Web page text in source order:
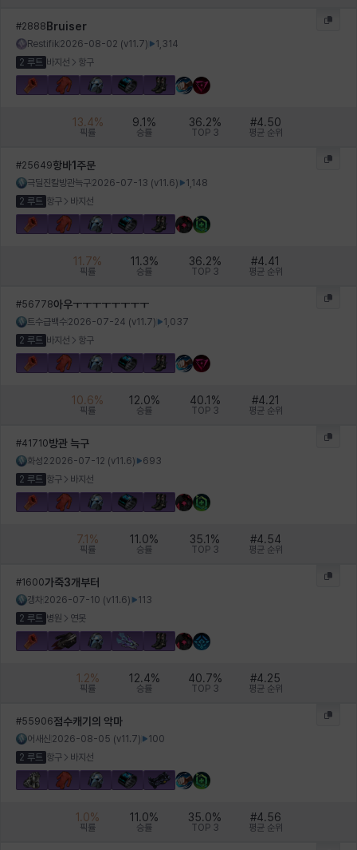
츠바메 카밀로 카티야
펜리르 펠릭스
헤이즈 헨리 현우 혜진
#2888 Bruiser
Restifik2026-08-02 (v11.7)
1,314
2 루트 바지선 항구
13.4%
픽률
9.1 %
승률
36.2%
TOP 3
#4.50
평균 순위
#25649항바1주문
극딜진칼방관늑구2026-07-13 (v11.6)
1,148
2 루트 항구 바지선
11.7%
픽률
11.3%
승률
36.2%
TOP 3
#4.41
평균 순위
#56778아우ㅜㅜㅜㅜㅜㅜㅜㅜ
트수급백수2026-07-24 (v11.7)
1,037
2 루트 바지선 항구
10.6%
픽률
12.0%
승률
40.1 %
TOP 3
#4.21
평균 순위
#41710방관 늑구
화성2 2026-07-12 (v11.6)
693
2 루트 항구 바지선
7.1 %
픽률
11.0%
승률
35.1 %
TOP 3
#4.54
평균 순위
#1600가죽3개부터
갱차 2026-07-10 (v11.6)
113
2 루트 병원 연못
1.2%
픽률
12.4%
승률
40.7%
TOP 3
#4.25
평균 순위
#55906점수캐기의 악마
어새신 2026-08-05 (v11.7)
100
2 루트 항구 바지선
1.0%
픽률
11.0%
승률
35.0%
TOP 3
#4.56
평균 순위